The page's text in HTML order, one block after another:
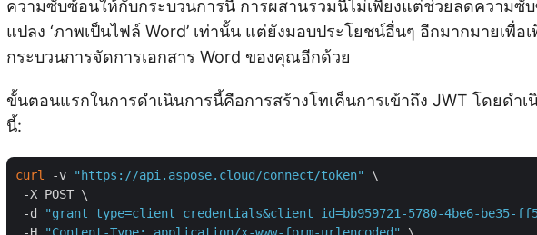
ความซับซ้อนให้กับกระบวนการนี้ การผสานรวมนี้ไม่เพียงแต่ช่วยลดความซั
แปลง ‘ภาพเป็นไฟล์ Word’ เท่านั้น แต่ยังมอบประโยชน์อื่นๆ อีกมากมายเพื่อ
กระบวนการจัดการเอกสาร Word ของคุณอีกด้วย
ขั้นตอนแรกในการดำเนินการนี้คือการสร้างโทเค็นการเข้าถึง JWT โดยดำเ
นี้:
curl -v "https://api.aspose.cloud/connect/token"
\
-X POST \
-d
"grant_type=client_credentials&client_id=bb959721-5780-4be6-be35-